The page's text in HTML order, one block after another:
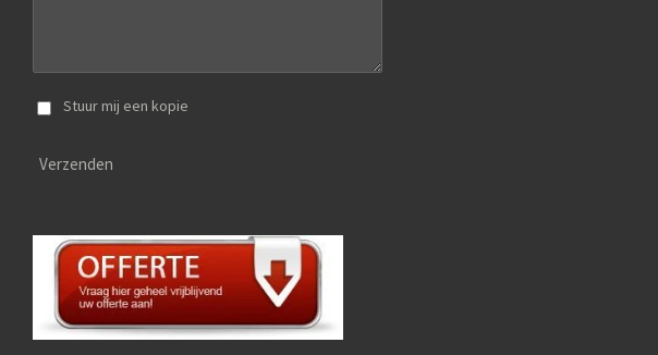
Stuur mij een kopie
Verzenden